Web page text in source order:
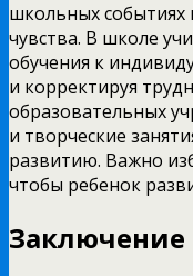
школьных
чувства. В школе
обучения к
и корректируя
образовательных
и творческие
развитию. Важно
чтобы ребенок
Заключение